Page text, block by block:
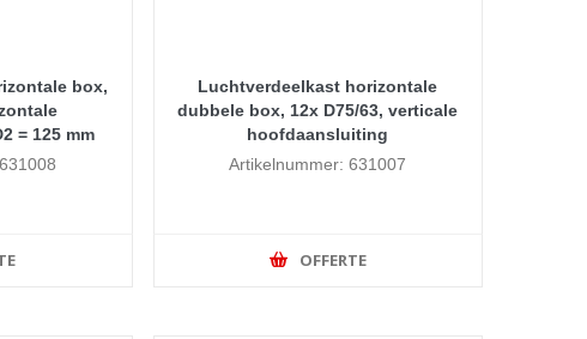
box,
= 125 mm
Luchtverdeelkast horizontale
dubbele box, 12x D75/63, verticale
hoofdaansluiting
Artikelnummer: 631007
OFFERTE